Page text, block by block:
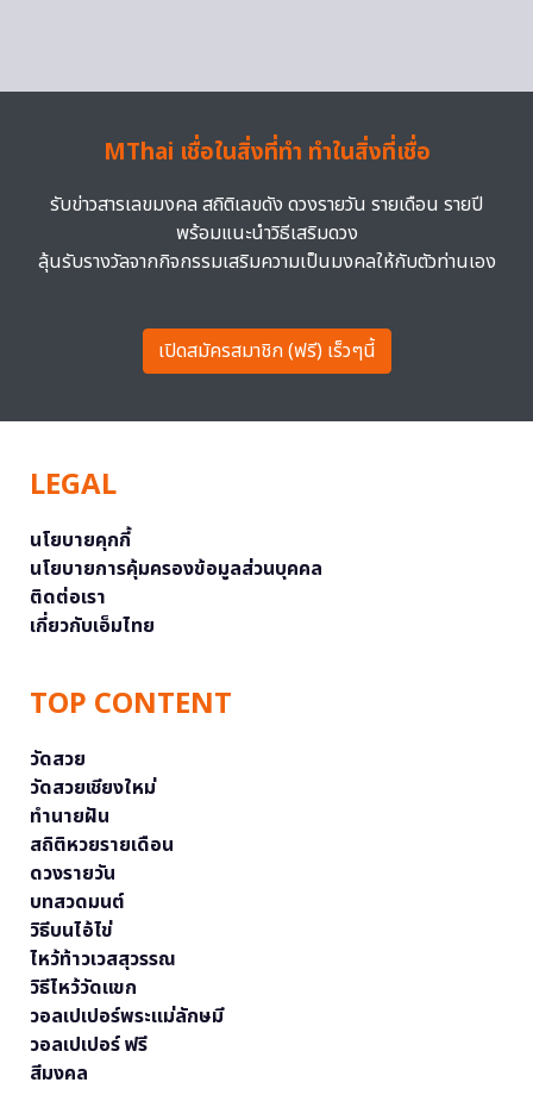
MThai เชื่อในสิ่งที่ทำ ทำในสิ่งที่เชื่อ
รับข่าวสารเลขมงคล สถิติเลขดัง ดวงรายวัน รายเดือน รายปี
พร้อมแนะนำวิธีเสริมดวง
ลุ้นรับรางวัลจากกิจกรรมเสริมความเป็นมงคลให้กับตัวท่านเอง
เปิดสมัครสมาชิก (ฟรี) เร็วๆนี้
LEGAL
นโยบายคุกกี้
นโยบายการคุ้มครองข้อมูลส่วนบุคคล
ติดต่อเรา
เกี่ยวกับเอ็มไทย
TOP CONTENT
วัดสวย
วัดสวยเชียงใหม่
ทำนายฝัน
สถิติหวยรายเดือน
ดวงรายวัน
บทสวดมนต์
วิธีบนไอ้ไข่
ไหว้ท้าวเวสสุวรรณ
วิธีไหว้วัดแขก
วอลเปเปอร์พระแม่ลักษมี
วอลเปเปอร์ ฟรี
สีมงคล